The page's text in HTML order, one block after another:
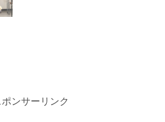
ンサーリンク